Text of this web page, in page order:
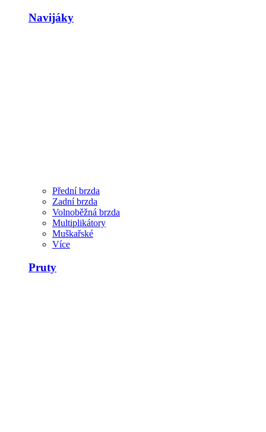
Navijáky
Přední brzda
Zadní brzda
Volnoběžná brzda
Multiplikátory
Muškařské
Více
Pruty